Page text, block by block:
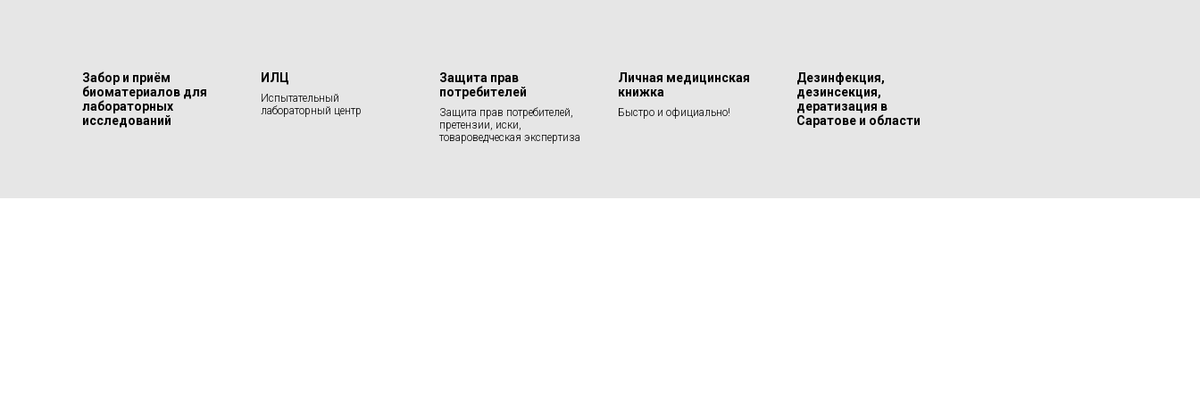
Забор и приём
биоматериалов для
лабораторных
исследований
ИЛЦ
Испытательный
лабораторный центр
Защита прав
потребителей
Защита прав потребителей,
претензии, иски,
товароведческая экспертиза
Личная медицинская
книжка
Быстро и официально!
Дезинфекция,
дезинсекция,
дератизация в
Саратове и области